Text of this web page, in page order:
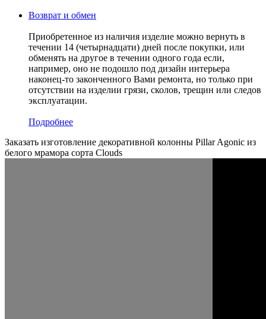
Возврат и обмен
Приобретенное из наличия изделие можно вернуть в
течении 14 (четырнадцати) дней после покупки, или
обменять на другое в течении одного года если,
например, оно не подошло под дизайн интерьера
наконец-то законченного Вами ремонта, но только при
отсутствии на изделии грязи, сколов, трещин или следов
эксплуатации.
Подробнее
Заказать изготовление декоративной колонны Pillar Agonic из
белого мрамора сорта Clouds